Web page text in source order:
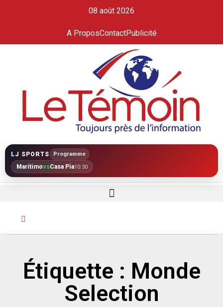
08 août 2026
A ProposContactPublicité
LJ SPORTS Programme
MarítimovsCasa Pia10:30
Étiquette : Monde
Selection